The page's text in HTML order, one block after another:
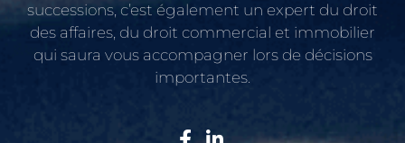
successions, c’est également un expert du droit
des affaires, du droit commercial et immobilier
qui saura vous accompagner lors de décisions
importantes.